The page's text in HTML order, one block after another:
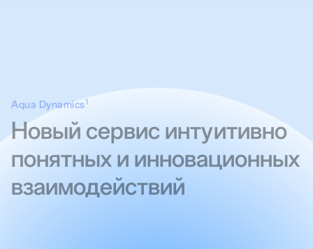
Aqua Dynamics1
Новый сервис интуитивно
понятных и инновационных
взаимодействий